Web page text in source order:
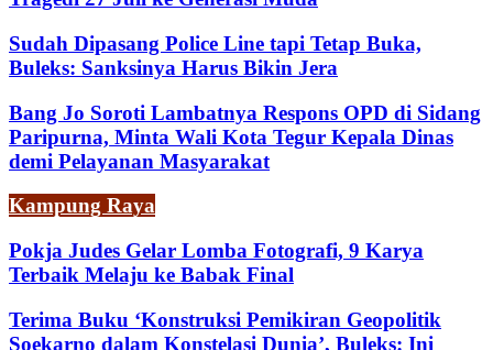
Sudah Dipasang Police Line tapi Tetap Buka,
Buleks: Sanksinya Harus Bikin Jera
Bang Jo Soroti Lambatnya Respons OPD di Sidang
Paripurna, Minta Wali Kota Tegur Kepala Dinas
demi Pelayanan Masyarakat
Kampung Raya
Pokja Judes Gelar Lomba Fotografi, 9 Karya
Terbaik Melaju ke Babak Final
Terima Buku ‘Konstruksi Pemikiran Geopolitik
Soekarno dalam Konstelasi Dunia’, Buleks: Ini